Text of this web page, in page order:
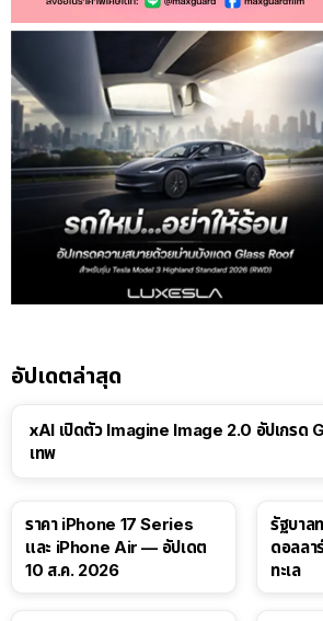
อัปเดตล่าสุด
xAI เปิดตัว Imagine Image 2.0 อัปเกรด
เทพ
ราคา iPhone 17 Series
และ iPhone Air — อัปเดต
10 ส.ค. 2026
รัฐบาล
ดอลลา
ทะเล